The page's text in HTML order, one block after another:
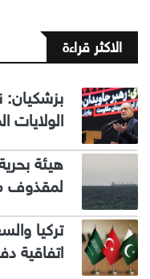
الاكثر قراءة
بزشكيان:
الولايات
هيئة
لمقذوف
تركيا
اتفاقية